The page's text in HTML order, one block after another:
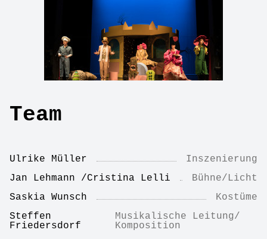
Team
Ulrike Müller
Inszenierung
Jan Lehmann /Cristina Lelli
Bühne/Licht
Saskia Wunsch
Kostüme
Steffen
Friedersdorf
Musikalische Leitung/
Komposition